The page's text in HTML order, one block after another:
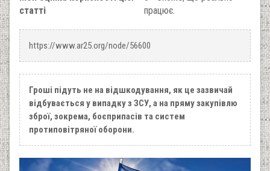
статті
працює.
https://www.ar25.org/node/56600
Гроші підуть не на відшкодування, як це зазвичай
відбувається у випадку з ЗСУ, а на пряму закупівлю
зброї, зокрема, боєприпасів та систем
протиповітряної оборони.